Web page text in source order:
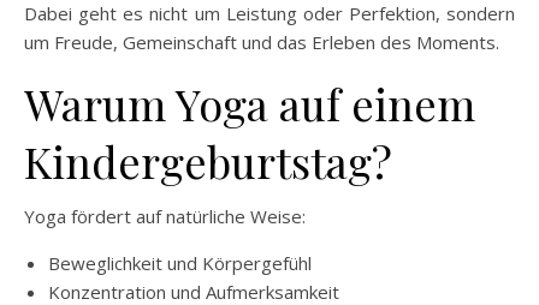
Dabei geht es nicht um Leistung oder Perfektion, sondern
um Freude, Gemeinschaft und das Erleben des Moments.
Warum Yoga auf einem
Kindergeburtstag?
Yoga fördert auf natürliche Weise:
Beweglichkeit und Körpergefühl
Konzentration und Aufmerksamkeit